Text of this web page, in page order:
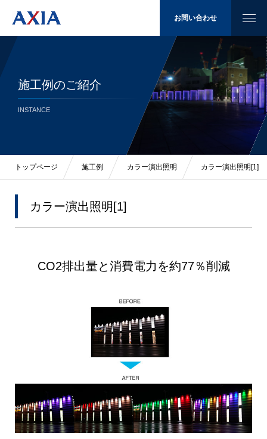
お問い合わせ
施工例のご紹介
INSTANCE
トップページ 施工例 カラー演出照明 カラー演出照明[1]
カラー演出照明[1]
CO2排出量と消費電力を約77％削減
太陽光発電
LED照明
会社概要